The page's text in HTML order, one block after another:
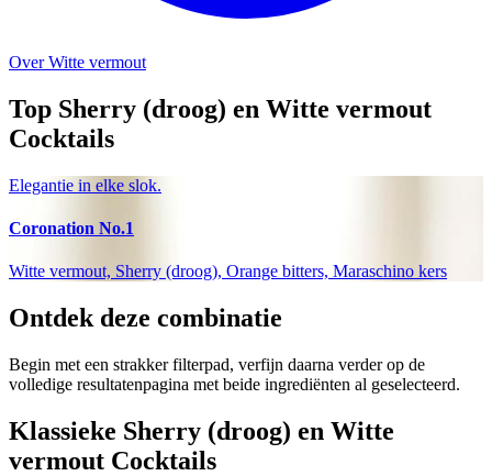
Over Witte vermout
Top Sherry (droog) en Witte vermout
Cocktails
Elegantie in elke slok.
Coronation No.1
Witte vermout, Sherry (droog), Orange bitters, Maraschino kers
Ontdek deze combinatie
Begin met een strakker filterpad, verfijn daarna verder op de
volledige resultatenpagina met beide ingrediënten al geselecteerd.
Klassieke Sherry (droog) en Witte
vermout Cocktails